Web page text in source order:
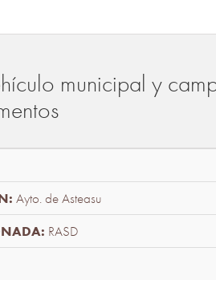
municipal y
Ayto. de Asteasu
RASD